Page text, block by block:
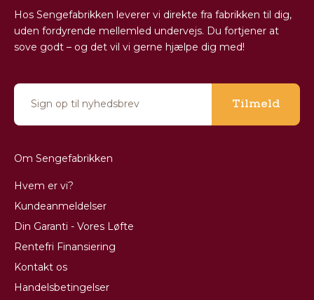
Hos Sengefabrikken leverer vi direkte fra fabrikken til dig,
uden fordyrende mellemled undervejs. Du fortjener at
sove godt – og det vil vi gerne hjælpe dig med!
Tilmeld
Om Sengefabrikken
Hvem er vi?
Kundeanmeldelser
Din Garanti - Vores Løfte
Rentefri Finansiering
Kontakt os
Handelsbetingelser